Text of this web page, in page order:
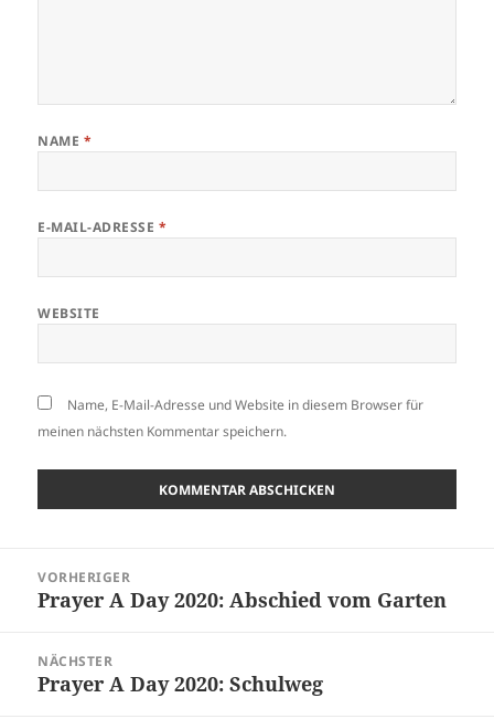
NAME *
E-MAIL-ADRESSE *
WEBSITE
Name, E-Mail-Adresse und Website in diesem Browser für
meinen nächsten Kommentar speichern.
VORHERIGER
Vorheriger
Prayer A Day 2020: Abschied vom Garten
NÄCHSTER
Nächster
Prayer A Day 2020: Schulweg